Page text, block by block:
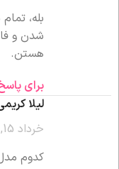
بله،
شدن و
هستن.
برای
لیلا
خرداد 15, 1404 در 6:36 ب.ظ
کدوم